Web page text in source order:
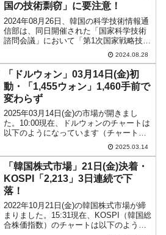
国の技術剽窃」に要注意！
2024年08月26日、韓国の科学技術情報通
信部は、同日開催された「国家科学技術
諮問会議」において「第1次国家戦略技術
育成基本計画」を公表しました。この文
書の主旨について以下のように書いてい
ます。大韓民国科学技術主権青写真： 第
1次国家戦略...
2024.08.28
「ドルウォン」03月14日(金)初
動・「1,455ウォン」1,460手前で
変わらず
2025年03月14日(金)の市場が開きまし
た。10:00現在、ドルウォンのチャートは
以下のようになっています（チャートは
『Investing.com』より引用）。これから
ローソク足の調整が入るかもしれません
が、結局コマ足になりました。現在...
2025.03.14
「韓国株式市場」21日(金)決着・
KOSPI「2,213」3日連続で下
落！
2022年10月21日(金)の韓国株式市場が締
まりました。15:31現在、KOSPI（韓国総
合株価指数）のチャートは以下のように